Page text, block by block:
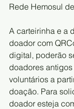
Rede Hemosul
A carteirinha e a
doador com
digital, poderão
doadores
voluntários a
doação. Para
doador esteja